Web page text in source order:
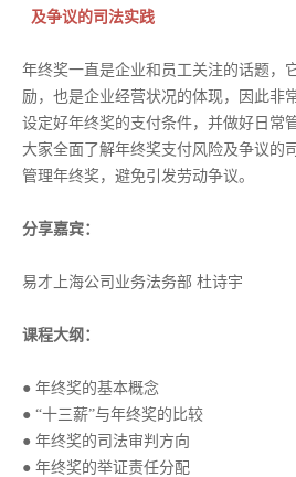
及争议的司法实践
年终奖一直是企业和员工关注的话题，
励，也是企业经营状况的体现，因此非
设定好年终奖的支付条件，并做好日常
大家全面了解年终奖支付风险及争议的
管理年终奖，避免引发劳动争议。
分享嘉宾：
易才上海公司业务法务部 杜诗宇
课程大纲：
● 年终奖的基本概念
● “十三薪”与年终奖的比较
● 年终奖的司法审判方向
● 年终奖的举证责任分配